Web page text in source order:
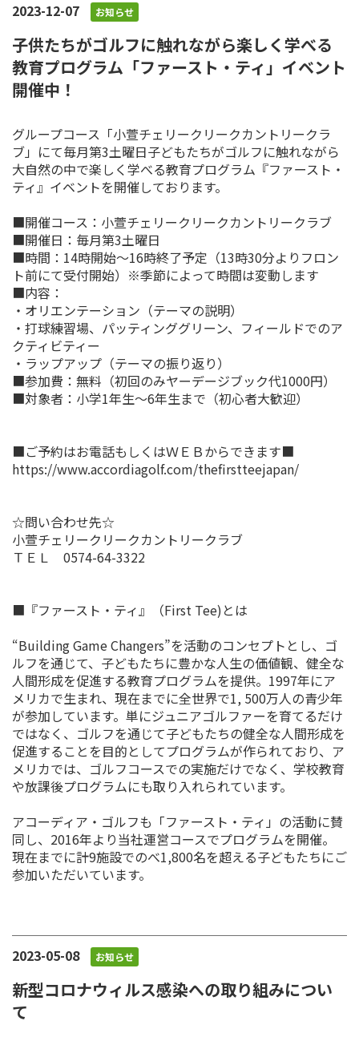
2023-12-07 お知らせ
子供たちがゴルフに触れながら楽しく学べる
教育プログラム「ファースト・ティ」イベント
開催中！
グループコース「小萱チェリークリークカントリークラ
ブ」にて毎月第3土曜日子どもたちがゴルフに触れながら
大自然の中で楽しく学べる教育プログラム『ファースト・
ティ』イベントを開催しております。
■開催コース：小萱チェリークリークカントリークラブ
■開催日：毎月第3土曜日
■時間：14時開始～16時終了予定（13時30分よりフロン
ト前にて受付開始）※季節によって時間は変動します
■内容：
・オリエンテーション（テーマの説明）
・打球練習場、パッティンググリーン、フィールドでのア
クティビティー
・ラップアップ（テーマの振り返り）
■参加費：無料（初回のみヤーデージブック代1000円）
■対象者：小学1年生～6年生まで（初心者大歓迎）
■ご予約はお電話もしくはＷＥＢからできます■
https://www.accordiagolf.com/thefirstteejapan/
☆問い合わせ先☆
小萱チェリークリークカントリークラブ
ＴＥＬ 0574-64-3322
■『ファースト・ティ』（First Tee)とは
“Building Game Changers”を活動のコンセプトとし、ゴ
ルフを通じて、子どもたちに豊かな人生の価値観、健全な
人間形成を促進する教育プログラムを提供。1997年にア
メリカで生まれ、現在までに全世界で1, 500万人の青少年
が参加しています。単にジュニアゴルファーを育てるだけ
ではなく、ゴルフを通じて子どもたちの健全な人間形成を
促進することを目的としてプログラムが作られており、ア
メリカでは、ゴルフコースでの実施だけでなく、学校教育
や放課後プログラムにも取り入れられています。
アコーディア・ゴルフも「ファースト・ティ」の活動に賛
同し、2016年より当社運営コースでプログラムを開催。
現在までに計9施設でのべ1,800名を超える子どもたちにご
参加いただいています。
2023-05-08 お知らせ
新型コロナウィルス感染への取り組みについ
て